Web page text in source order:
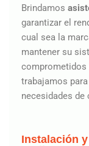
Brindamos
garantizar el
cual sea la
mantener su
trabajamos
necesidades
Instalación